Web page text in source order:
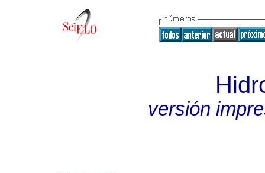
versión